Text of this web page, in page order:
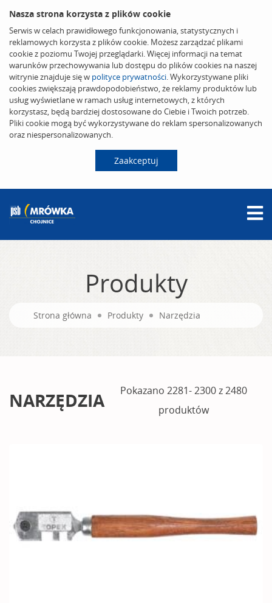
Nasza strona korzysta z plików cookie
Serwis w celach prawidłowego funkcjonowania, statystycznych i
reklamowych korzysta z plików cookie. Możesz zarządzać plikami
cookie z poziomu Twojej przeglądarki. Więcej informacji na temat
warunków przechowywania lub dostępu do plików cookies na naszej
witrynie znajduje się w polityce prywatności. Wykorzystywane pliki
cookies zwiększają prawdopodobieństwo, że reklamy produktów lub
usług wyświetlane w ramach usług internetowych, z których
korzystasz, będą bardziej dostosowane do Ciebie i Twoich potrzeb.
Pliki cookie mogą być wykorzystywane do reklam spersonalizowanych
oraz niespersonalizowanych.
Zaakceptuj
Produkty
Strona główna Produkty Narzędzia
NARZĘDZIA
Pokazano 2281- 2300 z 2480
produktów